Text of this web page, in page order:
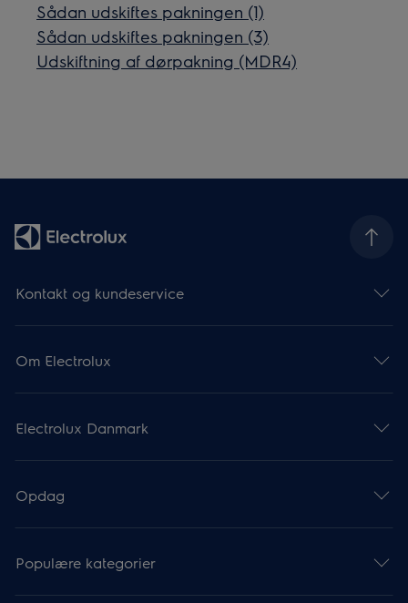
Sådan udskiftes pakningen (1)
Sådan udskiftes pakningen (3)
Udskiftning af dørpakning (MDR4)
Kontakt og kundeservice
Om Electrolux
Electrolux Danmark
Opdag
Populære kategorier